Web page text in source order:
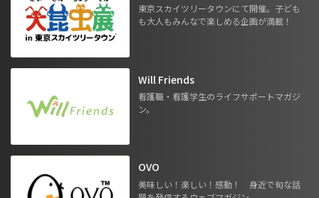
東京スカイツリータウンにて開催。子ども
も大人もみんなで楽しめる企画が満載！
Will Friends
看護職・看護学生のライフサポートマガジ
ン。
OVO
美味しい！楽しい！感動！ 身近で旬な話